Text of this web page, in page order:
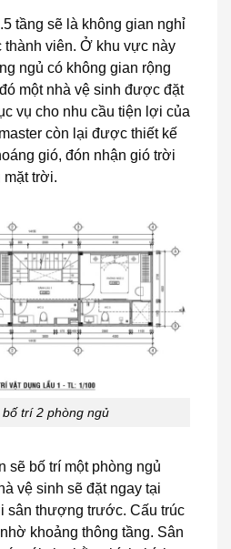
tầng sẽ là không gian nghỉ
viên. Ở khu vực này
ngủ có không gian rộng
một nhà vệ sinh được đặt
vụ cho nhu cầu tiện lợi của
còn lại được thiết kế
gió, đón nhận gió trời
mặt trời.
trí 2 phòng ngủ
sẽ bố trí một phòng ngủ
vệ sinh sẽ đặt ngay tại
sân thượng trước. Cấu trúc
khoảng thông tầng. Sân